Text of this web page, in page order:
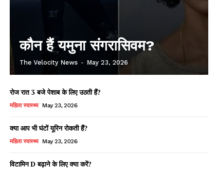
कौन हैं यमुना संगरासिवम?
The Velocity News - May 23, 2026
रोज रात 3 बजे पेशाब के लिए उठती हैं?
महिला स्वास्थ्य May 23, 2026
क्या आप भी घंटों यूरिन रोकती हैं?
महिला स्वास्थ्य May 23, 2026
विटामिन D बढ़ाने के लिए क्या करें?